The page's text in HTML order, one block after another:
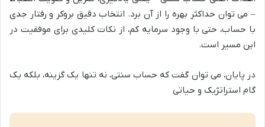
– می توان حداکثر بهره را از آن برد. انتخاب دقیق بروکر و رفتار جدی
با حساب، حتی با وجود سرمایه کم، از نکات کلیدی برای موفقیت در
این مسیر است.
در پایان، می توان گفت که حساب سنتی، نه تنها یک گزینه، بلکه یک
گام استراتژیک و حیاتی